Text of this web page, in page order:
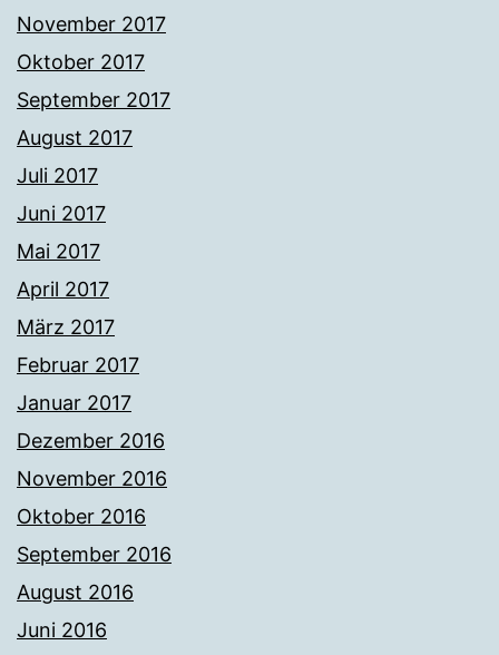
November 2017
Oktober 2017
September 2017
August 2017
Juli 2017
Juni 2017
Mai 2017
April 2017
März 2017
Februar 2017
Januar 2017
Dezember 2016
November 2016
Oktober 2016
September 2016
August 2016
Juni 2016